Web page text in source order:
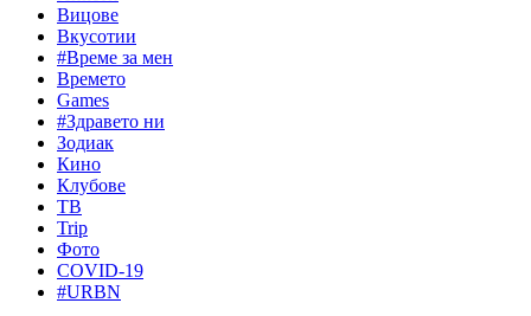
Вицове
Вкусотии
#Време за мен
Времето
Games
#Здравето ни
Зодиак
Кино
Клубове
ТВ
Trip
Фото
COVID-19
#URBN